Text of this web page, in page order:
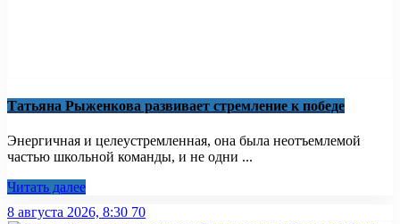
Татьяна Рыженкова развивает стремление к победе
Энергичная и целеустремленная, она была неотъемлемой
частью школьной команды, и не одни ...
Читать далее
8 августа 2026, 8:30 70